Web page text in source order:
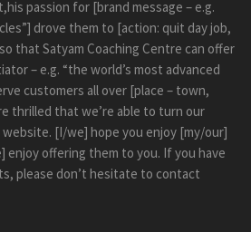
passion for [brand message – e.g.
drove them to [action: quit day job,
that Satyam Coaching Centre can offer
– e.g. “the world’s most advanced
customers all over [place – town,
thrilled that we’re able to turn our
[I/we] hope you enjoy [my/our]
enjoy offering them to you. If you have
please don’t hesitate to contact